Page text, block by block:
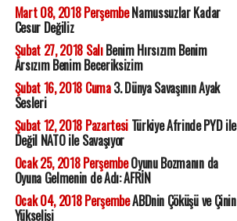
Mart 08, 2018 PerşembeNamussuzlar Kadar
Cesur Değiliz
Şubat 27, 2018 SalıBenim Hırsızım Benim
Arsızım Benim Beceriksizim
Şubat 16, 2018 Cuma3. Dünya Savaşının Ayak
Sesleri
Şubat 12, 2018 PazartesiTürkiye Afrinde PYD ile
Değil NATO ile Savaşıyor
Ocak 25, 2018 PerşembeOyunu Bozmanın da
Oyuna Gelmenin de Adı: AFRİN
Ocak 04, 2018 PerşembeABDnin Çöküşü ve Çinin
Yükselişi